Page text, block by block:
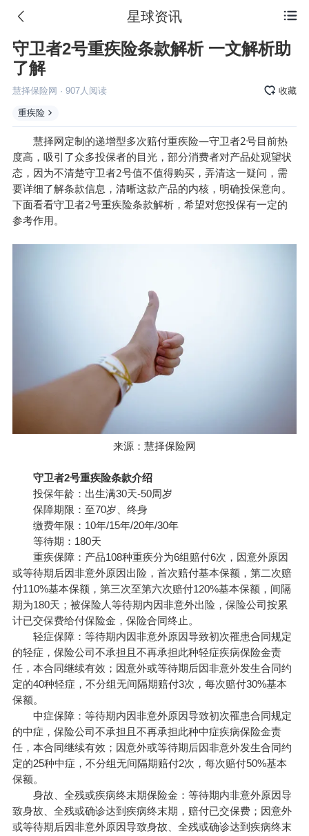
 星球资讯
守卫者2号重疾险条款解析 一文解析助
了解
慧择保险网 · 907人阅读 收藏
重疾险
慧择网定制的递增型多次赔付重疾险—守卫者2号目前热
度高，吸引了众多投保者的目光，部分消费者对产品处观望状
态，因为不清楚守卫者2号值不值得购买，弄清这一疑问，需
要详细了解条款信息，清晰这款产品的内核，明确投保意向。
下面看看守卫者2号重疾险条款解析，希望对您投保有一定的
参考作用。
来源：慧择保险网
守卫者2号重疾险条款介绍
投保年龄：出生满30天-50周岁
保障期限：至70岁、终身
缴费年限：10年/15年/20年/30年
等待期：180天
重疾保障：产品108种重疾分为6组赔付6次，因意外原因
或等待期后因非意外原因出险，首次赔付基本保额，第二次赔
付110%基本保额，第三次至第六次赔付120%基本保额，间隔
期为180天；被保险人等待期内因非意外出险，保险公司按累
计已交保费给付保险金，保险合同终止。
轻症保障：等待期内因非意外原因导致初次罹患合同规定
的轻症，保险公司不承担且不再承担此种轻症疾病保险金责
任，本合同继续有效；因意外或等待期后因非意外发生合同约
定的40种轻症，不分组无间隔期赔付3次，每次赔付30%基本
保额。
中症保障：等待期内因非意外原因导致初次罹患合同规定
的中症，保险公司不承担且不再承担此种中症疾病保险金责
任，本合同继续有效；因意外或等待期后因非意外发生合同约
定的25种中症，不分组无间隔期赔付2次，每次赔付50%基本
保额。
身故、全残或疾病终末期保险金：等待期内非意外原因导
致身故、全残或确诊达到疾病终末期，赔付已交保费；因意外
或等待期后因非意外原因导致身故、全残或确诊达到疾病终末